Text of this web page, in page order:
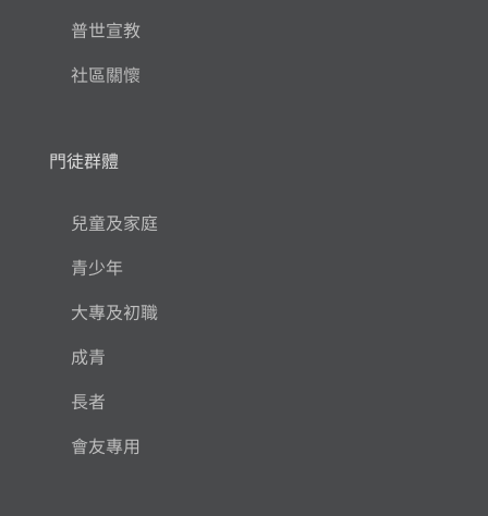
普世宣教
社區關懷
門徒群體
兒童及家庭
青少年
大專及初職
成青
長者
會友專用